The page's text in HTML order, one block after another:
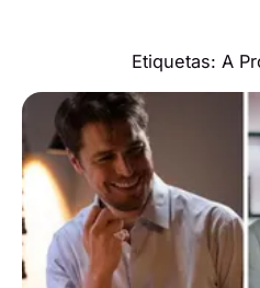
Etiquetas: A